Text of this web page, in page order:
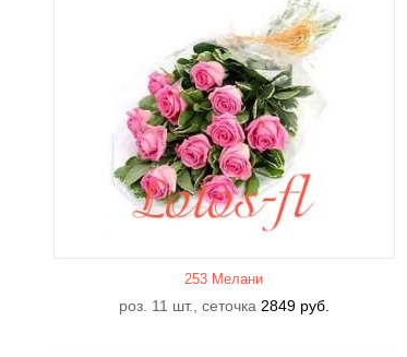
253 Мелани
роз. 11 шт., сеточка 2849 руб.